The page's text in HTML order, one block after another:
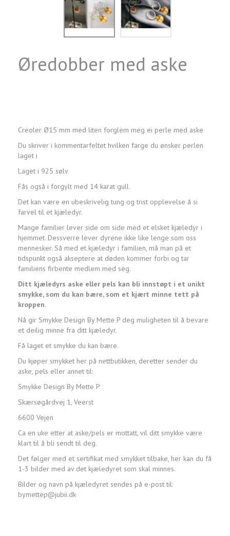
Øredobber med aske
Creoler Ø15 mm med liten forglem meg ei perle med aske
Du skriver i kommentarfeltet hvilken farge du ønsker perlen
laget i
Laget i 925 sølv
Fås også i forgylt med 14 karat gull.
Det kan være en ubeskrivelig tung og trist opplevelse å si
farvel til et kjæledyr.
Mange familier lever side om side med et elsket kjæledyr i
hjemmet. Dessverre lever dyrene ikke like lenge som oss
mennesker. Så med et kjæledyr i familien, må man på et
tidspunkt også akseptere at døden kommer forbi og tar
familiens firbente medlem med seg.
Ditt kjæledyrs aske eller pels kan bli innstøpt i et unikt
smykke, som du kan bære, som et kjært minne tett på
kroppen.
Nå gir Smykke Design By Mette P deg muligheten til å bevare
et deilig minne fra ditt kjæledyr.
Få laget et smykke du kan bære.
Du kjøper smykket her på nettbutikken, deretter sender du
aske, pels eller annet til:
Smykke Design By Mette P
Skærsøgårdvej 1, Veerst
6600 Vejen
Ca en uke etter at aske/pels er mottatt, vil ditt smykke være
klart til å bli sendt til deg.
Det følger med et sertifikat med smykket tilbake, her kan du få
1-3 bilder med av det kjæledyret som skal minnes.
Bilder og navn på kjæledyret sendes på e-post til:
bymettep@jubii.dk